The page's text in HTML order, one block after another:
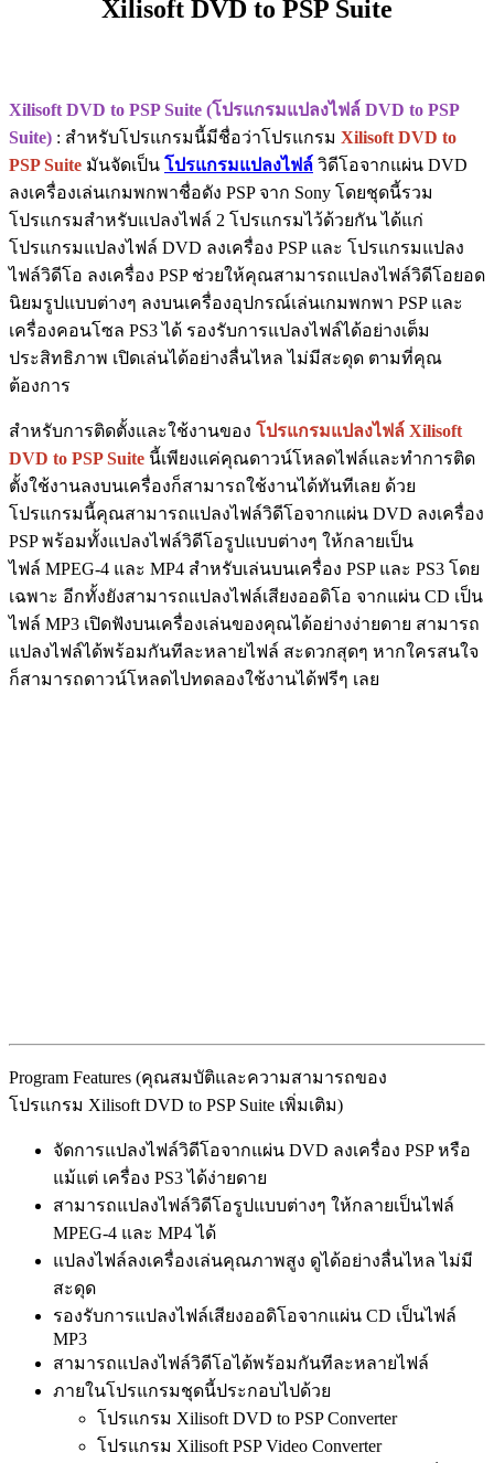
Xilisoft DVD to PSP Suite
Xilisoft DVD to PSP Suite (โปรแกรมแปลงไฟล์ DVD to PSP
Suite) : สำหรับโปรแกรมนี้มีชื่อว่าโปรแกรม Xilisoft DVD to
PSP Suite มันจัดเป็น โปรแกรมแปลงไฟล์ วิดีโอจากแผ่น DVD
ลงเครื่องเล่นเกมพกพาชื่อดัง PSP จาก Sony โดยชุดนี้รวม
โปรแกรมสำหรับแปลงไฟล์ 2 โปรแกรมไว้ด้วยกัน ได้แก่
โปรแกรมแปลงไฟล์ DVD ลงเครื่อง PSP และ โปรแกรมแปลง
ไฟล์วิดีโอ ลงเครื่อง PSP ช่วยให้คุณสามารถแปลงไฟล์วิดีโอยอด
นิยมรูปแบบต่างๆ ลงบนเครื่องอุปกรณ์เล่นเกมพกพา PSP และ
เครื่องคอนโซล PS3 ได้ รองรับการแปลงไฟล์ได้อย่างเต็ม
ประสิทธิภาพ เปิดเล่นได้อย่างลื่นไหล ไม่มีสะดุด ตามที่คุณ
ต้องการ
สำหรับการติดตั้งและใช้งานของ โปรแกรมแปลงไฟล์ Xilisoft
DVD to PSP Suite นี้เพียงแค่คุณดาวน์โหลดไฟล์และทำการติด
ตั้งใช้งานลงบนเครื่องก็สามารถใช้งานได้ทันทีเลย ด้วย
โปรแกรมนี้คุณสามารถแปลงไฟล์วิดีโอจากแผ่น DVD ลงเครื่อง
PSP พร้อมทั้งแปลงไฟล์วิดีโอรูปแบบต่างๆ ให้กลายเป็น
ไฟล์ MPEG-4 และ MP4 สำหรับเล่นบนเครื่อง PSP และ PS3 โดย
เฉพาะ อีกทั้งยังสามารถแปลงไฟล์เสียงออดิโอ จากแผ่น CD เป็น
ไฟล์ MP3 เปิดฟังบนเครื่องเล่นของคุณได้อย่างง่ายดาย สามารถ
แปลงไฟล์ได้พร้อมกันทีละหลายไฟล์ สะดวกสุดๆ หากใครสนใจ
ก็สามารถดาวน์โหลดไปทดลองใช้งานได้ฟรีๆ เลย
Program Features (คุณสมบัติและความสามารถของ
โปรแกรม Xilisoft DVD to PSP Suite เพิ่มเติม)
จัดการแปลงไฟล์วิดีโอจากแผ่น DVD ลงเครื่อง PSP หรือ
แม้แต่ เครื่อง PS3 ได้ง่ายดาย
สามารถแปลงไฟล์วิดีโอรูปแบบต่างๆ ให้กลายเป็นไฟล์
MPEG-4 และ MP4 ได้
แปลงไฟล์ลงเครื่องเล่นคุณภาพสูง ดูได้อย่างลื่นไหล ไม่มี
สะดุด
รองรับการแปลงไฟล์เสียงออดิโอจากแผ่น CD เป็นไฟล์
MP3
สามารถแปลงไฟล์วิดีโอได้พร้อมกันทีละหลายไฟล์
ภายในโปรแกรมชุดนี้ประกอบไปด้วย
โปรแกรม Xilisoft DVD to PSP Converter
โปรแกรม Xilisoft PSP Video Converter